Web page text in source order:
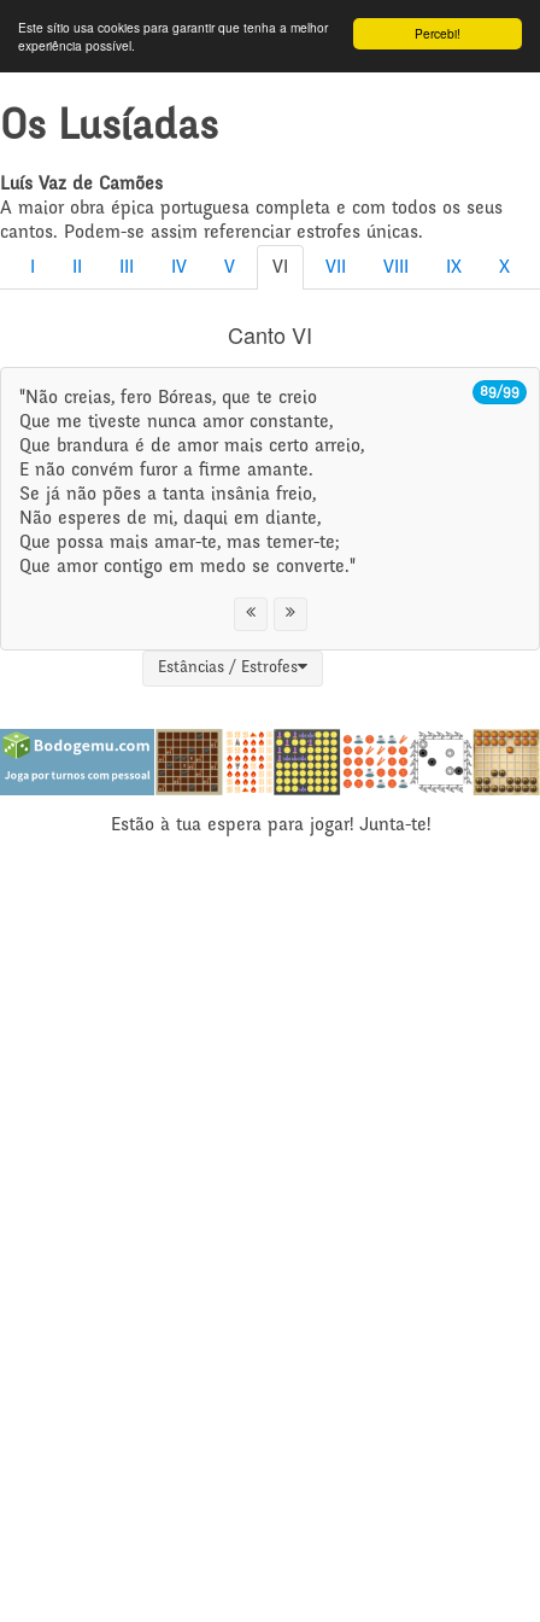
Percebi!
Este sítio usa cookies para garantir que tenha a melhor
experiência possível.
Os Lusíadas
Luís Vaz de Camões
A maior obra épica portuguesa completa e com todos os seus
cantos. Podem-se assim referenciar estrofes únicas.
IV V VI VII VIII IX X
Canto VI
89/99
"Não creias, fero Bóreas, que te creio
Que me tiveste nunca amor constante,
Que brandura é de amor mais certo arreio,
E não convém furor a firme amante.
Se já não pões a tanta insânia freio,
Não esperes de mi, daqui em diante,
Que possa mais amar-te, mas temer-te;
Que amor contigo em medo se converte."
Estâncias / Estrofes
Estão à tua espera para jogar! Junta-te!